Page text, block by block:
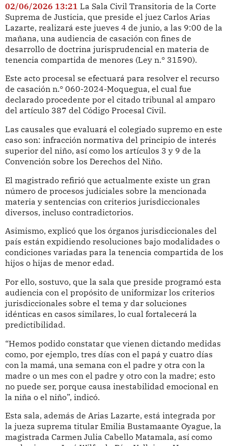
02/06/2026 13:21 La Sala Civil Transitoria de la Corte
Suprema de Justicia, que preside el juez Carlos Arias
Lazarte, realizará este jueves 4 de junio, a las 9:00 de la
mañana, una audiencia de casación con fines de
desarrollo de doctrina jurisprudencial en materia de
tenencia compartida de menores (Ley n.° 31590).
Este acto procesal se efectuará para resolver el recurso
de casación n.° 060-2024-Moquegua, el cual fue
declarado procedente por el citado tribunal al amparo
del artículo 387 del Código Procesal Civil.
Las causales que evaluará el colegiado supremo en este
caso son: infracción normativa del principio de interés
superior del niño, así como los artículos 3 y 9 de la
Convención sobre los Derechos del Niño.
El magistrado refirió que actualmente existe un gran
número de procesos judiciales sobre la mencionada
materia y sentencias con criterios jurisdiccionales
diversos, incluso contradictorios.
Asimismo, explicó que los órganos jurisdiccionales del
país están expidiendo resoluciones bajo modalidades o
condiciones variadas para la tenencia compartida de los
hijos o hijas de menor edad.
Por ello, sostuvo, que la sala que preside programó esta
audiencia con el propósito de uniformizar los criterios
jurisdiccionales sobre el tema y dar soluciones
idénticas en casos similares, lo cual fortalecerá la
predictibilidad.
“Hemos podido constatar que vienen dictando medidas
como, por ejemplo, tres días con el papá y cuatro días
con la mamá, una semana con el padre y otra con la
madre o un mes con el padre y otro con la madre; esto
no puede ser, porque causa inestabilidad emocional en
la niña o el niño”, indicó.
Esta sala, además de Arias Lazarte, está integrada por
la jueza suprema titular Emilia Bustamaante Oyague, la
magistrada Carmen Julia Cabello Matamala, así como